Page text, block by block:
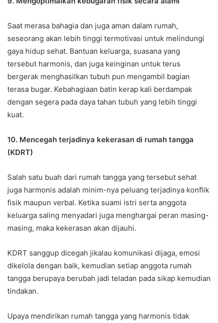
Saat merasa bahagia dan juga aman dalam rumah,
seseorang akan lebih tinggi termotivasi untuk melindungi
gaya hidup sehat. Bantuan keluarga, suasana yang
tersebut harmonis, dan juga keinginan untuk terus
bergerak menghasilkan tubuh pun mengambil bagian
terasa bugar. Kebahagiaan batin kerap kali berdampak
dengan segera pada daya tahan tubuh yang lebih tinggi
kuat.
10. Mencegah terjadinya kekerasan di rumah tangga
(KDRT)
Salah satu buah dari rumah tangga yang tersebut sehat
juga harmonis adalah minim-nya peluang terjadinya konflik
fisik maupun verbal. Ketika suami istri serta anggota
keluarga saling menyadari juga menghargai peran masing-
masing, maka kekerasan akan dijauhi.
KDRT sanggup dicegah jikalau komunikasi dijaga, emosi
dikelola dengan baik, kemudian setiap anggota rumah
tangga berupaya berubah jadi teladan pada sikap kemudian
tindakan.
Upaya mendirikan rumah tangga yang harmonis tidak